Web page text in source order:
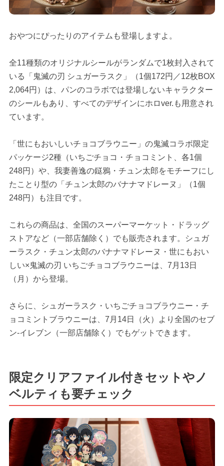
おやつにぴったりのアイテムも登場しますよ。
全11種類のオリジナルシールがランダムで1枚封入されて
いる「鬼滅の刃 シュガーラスク」（1個172円／12枚BOX
2,064円）は、パンのコラボでは登場しないキャラクター
のシールもあり、すべてのデザインにホロver.も用意され
ています。
「世にもおいしいチョコブラウニー」の鬼滅コラボ限定
パッケージ2種（いちごチョコ・チョコミント、各1個
248円）や、我妻善逸の鎹鴉・チュン太郎をモチーフにし
たことり型の「チュン太郎のバナナマドレーヌ」（1個
248円）も注目です。
これらの商品は、全国のスーパーマーケット・ドラッグ
ストアなど（一部店舗除く）でも販売されます。シュガ
ーラスク・チュン太郎のバナナマドレーヌ・世にもおい
しい×鬼滅の刃 いちごチョコブラウニーは、7月13日
（月）から登場。
さらに、シュガーラスク・いちごチョコブラウニー・チ
ョコミントブラウニーは、7月14日（火）より全国のセブ
ン-イレブン（一部店舗除く）でもゲットできます。
限定クリアファイル付きセットやノ
ベルティも要チェック